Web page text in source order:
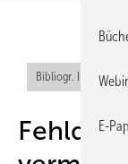
Bibliogr. Info (RIS)
E-